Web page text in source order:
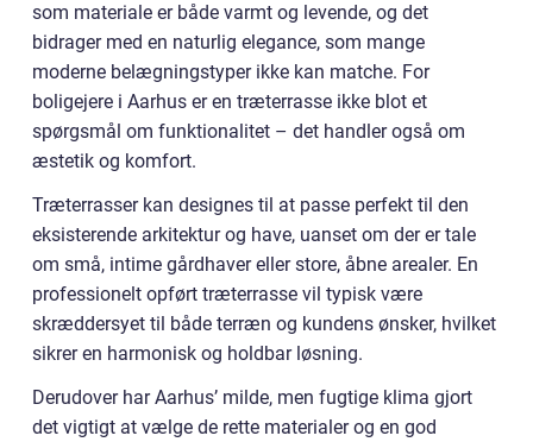
som materiale er både varmt og levende, og det
bidrager med en naturlig elegance, som mange
moderne belægningstyper ikke kan matche. For
boligejere i Aarhus er en træterrasse ikke blot et
spørgsmål om funktionalitet – det handler også om
æstetik og komfort.
Træterrasser kan designes til at passe perfekt til den
eksisterende arkitektur og have, uanset om der er tale
om små, intime gårdhaver eller store, åbne arealer. En
professionelt opført træterrasse vil typisk være
skræddersyet til både terræn og kundens ønsker, hvilket
sikrer en harmonisk og holdbar løsning.
Derudover har Aarhus’ milde, men fugtige klima gjort
det vigtigt at vælge de rette materialer og en god